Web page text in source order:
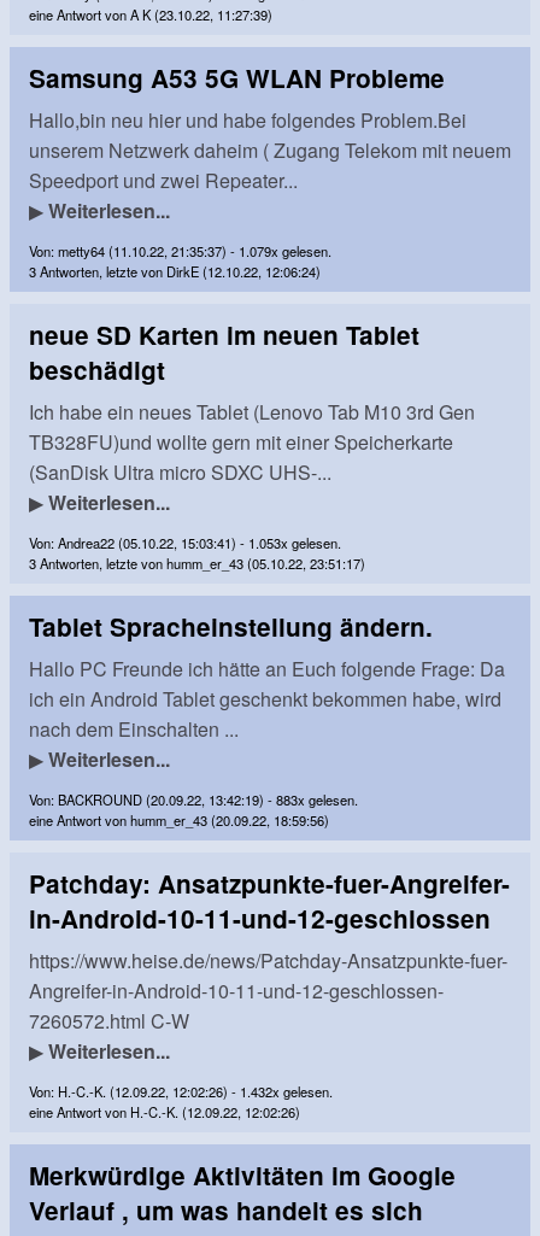
eine Antwort von A K (23.10.22, 11:27:39)
Samsung A53 5G WLAN Probleme
Hallo,bin neu hier und habe folgendes Problem.Bei
unserem Netzwerk daheim ( Zugang Telekom mit neuem
Speedport und zwei Repeater...
▶Weiterlesen...
Von: metty64 (11.10.22, 21:35:37) - 1.079x gelesen.
3 Antworten, letzte von DirkE (12.10.22, 12:06:24)
neue SD Karten im neuen Tablet
beschädigt
Ich habe ein neues Tablet (Lenovo Tab M10 3rd Gen
TB328FU)und wollte gern mit einer Speicherkarte
(SanDisk Ultra micro SDXC UHS-...
▶Weiterlesen...
Von: Andrea22 (05.10.22, 15:03:41) - 1.053x gelesen.
3 Antworten, letzte von humm_er_43 (05.10.22, 23:51:17)
Tablet Spracheinstellung ändern.
Hallo PC Freunde ich hätte an Euch folgende Frage: Da
ich ein Android Tablet geschenkt bekommen habe, wird
nach dem Einschalten ...
▶Weiterlesen...
Von: BACKROUND (20.09.22, 13:42:19) - 883x gelesen.
eine Antwort von humm_er_43 (20.09.22, 18:59:56)
Patchday: Ansatzpunkte-fuer-Angreifer-
in-Android-10-11-und-12-geschlossen
https://www.heise.de/news/Patchday-Ansatzpunkte-fuer-
Angreifer-in-Android-10-11-und-12-geschlossen-
7260572.html C-W
▶Weiterlesen...
Von: H.-C.-K. (12.09.22, 12:02:26) - 1.432x gelesen.
eine Antwort von H.-C.-K. (12.09.22, 12:02:26)
Merkwürdige Aktivitäten im Google
Verlauf , um was handelt es sich